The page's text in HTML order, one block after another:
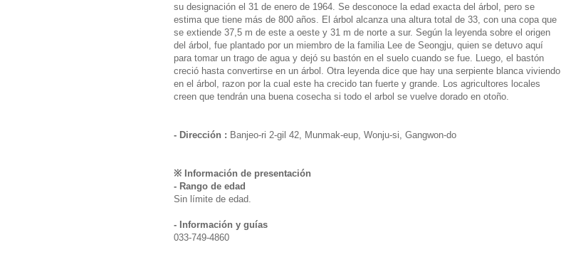
su designación el 31 de enero de 1964. Se desconoce la edad exacta del árbol, pero se
estima que tiene más de 800 años. El árbol alcanza una altura total de 33, con una copa que
se extiende 37,5 m de este a oeste y 31 m de norte a sur. Según la leyenda sobre el origen
del árbol, fue plantado por un miembro de la familia Lee de Seongju, quien se detuvo aquí
para tomar un trago de agua y dejó su bastón en el suelo cuando se fue. Luego, el bastón
creció hasta convertirse en un árbol. Otra leyenda dice que hay una serpiente blanca viviendo
en el árbol, razon por la cual este ha crecido tan fuerte y grande. Los agricultores locales
creen que tendrán una buena cosecha si todo el arbol se vuelve dorado en otoño.
- Dirección : Banjeo-ri 2-gil 42, Munmak-eup, Wonju-si, Gangwon-do
※ Información de presentación
- Rango de edad
Sin límite de edad.
- Información y guías
033-749-4860